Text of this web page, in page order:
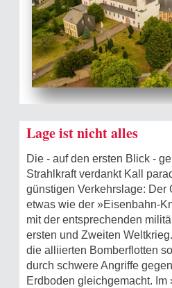
Lage ist nicht alles
Die - auf den ersten Blick -
Strahlkraft verdankt Kall
günstigen Verkehrslage: Der
etwas wie der »Eisenbahn-
mit der entsprechenden
ersten und Zweiten
die alliierten Bomberflotten
durch schwere Angriffe
Erdboden gleichgemacht.